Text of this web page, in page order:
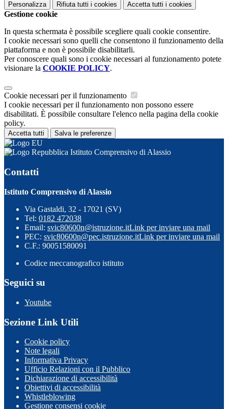
Personalizza Rifiuta tutti i cookies Accetta tutti i cookies
Gestione cookie
In questa schermata è possibile scegliere quali cookie consentire.
I cookie necessari sono quelli che consentono il funzionamento della
piattaforma e non è possibile disabilitarli.
Per conoscere quali sono i cookie necessari al funzionamento potete
visionare la COOKIE POLICY.
Cookie necessari per il funzionamento
I cookie necessari per il funzionamento non possono essere
disabilitati. È possibile consultare l'elenco nella pagina della cookie
policy.
Accetta tutti Salva le preferenze
Istituto Comprensivo di Alassio
Contatti
Istituto Comprensivo di Alassio
Via Gastaldi, 32 - 17021 (SV)
Tel: 0182 472038
Email: svic80600n@istruzione.itLink per inviare una mail
PEC: svic80600n@pec.istruzione.itLink per inviare una mail
C.F.: 90051580091
Codice meccanografico istituto
Seguici su
Youtube
Sezione Link Utili
Cookie policy
Note legali
Informativa Privacy
Ufficio Relazioni con il Pubblico
Dichiarazione di accessibilità
Obiettivi di accessibilità
Whistleblowing
Gestione consensi cookie